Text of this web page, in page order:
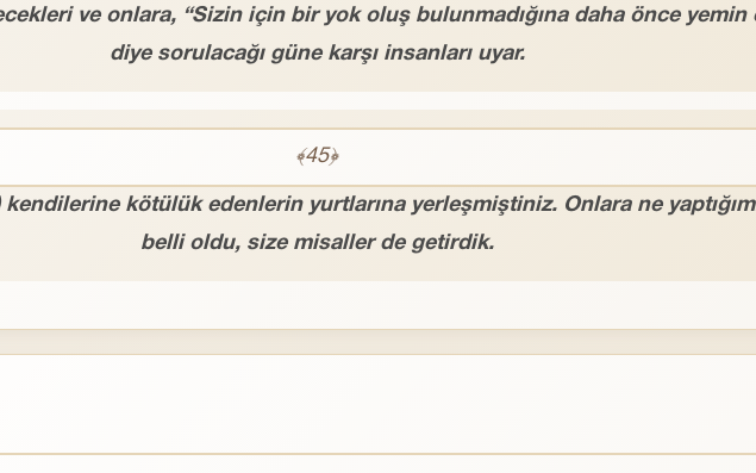
ve onlara, “Sizin için bir yok oluş bulunmadığına daha önce yemin
diye sorulacağı güne karşı insanları uyar.
﴾45﴿
kendilerine kötülük edenlerin yurtlarına yerleşmiştiniz. Onlara ne
belli oldu, size misaller de getirdik.